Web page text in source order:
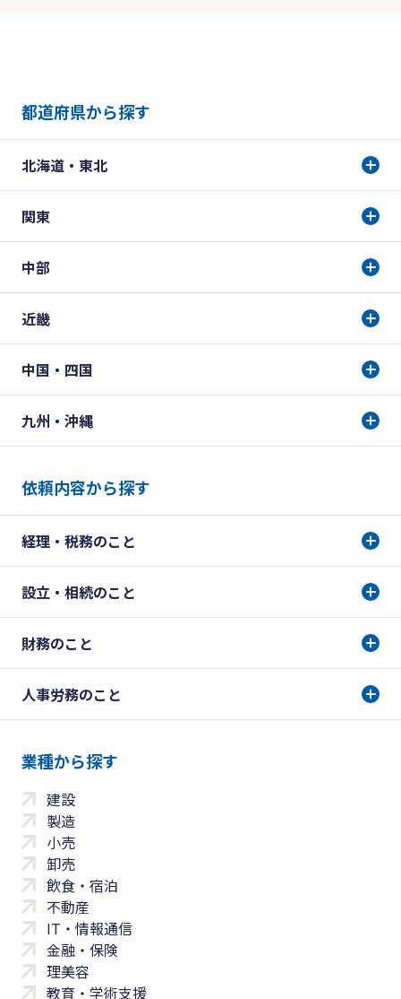
都道府県から探す
北海道・東北
関東
中部
近畿
中国・四国
九州・沖縄
依頼内容から探す
経理・税務のこと
設立・相続のこと
財務のこと
人事労務のこと
業種から探す
建設
製造
小売
卸売
飲食・宿泊
不動産
IT・情報通信
金融・保険
理美容
教育・学術支援